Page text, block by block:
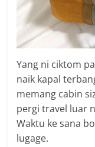
Yang ni ciktom
naik kapal
memang cabin
pergi travel luar
Waktu ke sana
lugage.